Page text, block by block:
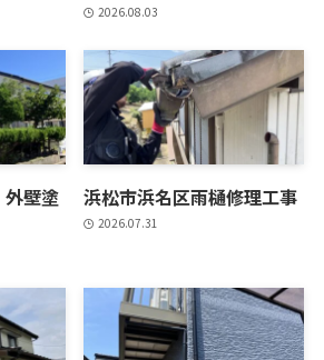
2026.08.03
壁塗
浜松市浜名区雨樋修理工事
2026.07.31